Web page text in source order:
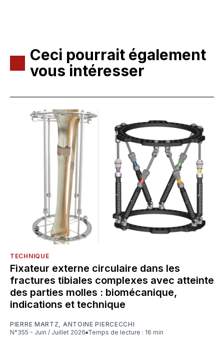
Ceci pourrait également
vous intéresser
TECHNIQUE
Fixateur externe circulaire dans les
fractures tibiales complexes avec atteinte
des parties molles : biomécanique,
indications et technique
PIERRE MARTZ, ANTOINE PIERCECCHI
N°355 - Juin / Juillet 2026
Temps de lecture : 16 min